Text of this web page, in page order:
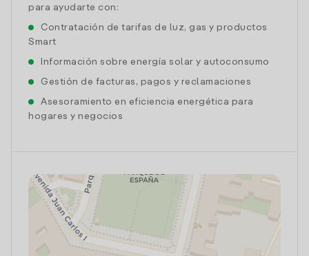
para ayudarte con:
Contratación de tarifas de luz, gas y productos
Smart
Información sobre energía solar y autoconsumo
Gestión de facturas, pagos y reclamaciones
Asesoramiento en eficiencia energética para
hogares y negocios